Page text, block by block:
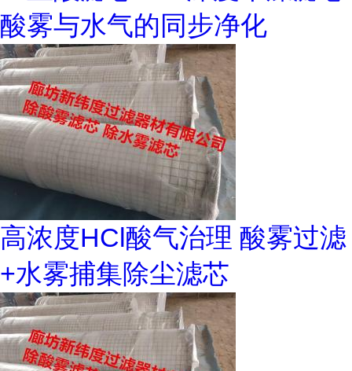
酸雾与水气的同步净化
高浓度HCl酸气治理 酸雾过滤
+水雾捕集除尘滤芯